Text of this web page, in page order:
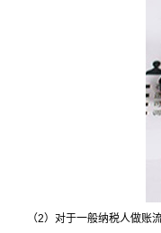
（2）对于一般纳税人做账